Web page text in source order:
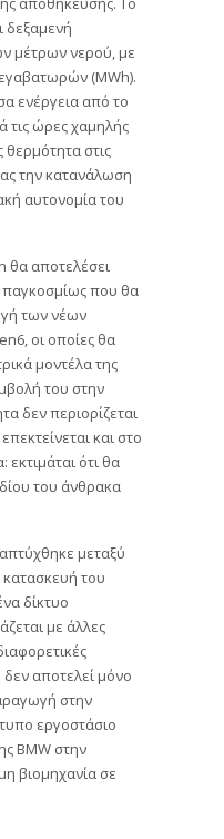
δεξαμενή
μέτρων νερού, με
(MWh).
ενέργεια από το
τις ώρες χαμηλής
θερμότητα στις
την κατανάλωση
αυτονομία του
θα αποτελέσει
που θα
των νέων
οι οποίες θα
μοντέλα της
του στην
δεν περιορίζεται
και στο
ότι θα
του άνθρακα
μεταξύ
του
δίκτυο
με άλλες
αποτελεί μόνο
στην
εργοστάσιο
BMW στην
βιομηχανία σε